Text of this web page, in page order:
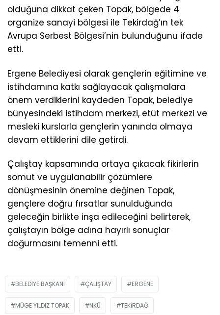
olduğuna dikkat çeken Topak, bölgede 4
organize sanayi bölgesi ile Tekirdağ’ın tek
Avrupa Serbest Bölgesi’nin bulunduğunu ifade
etti.
Ergene Belediyesi olarak gençlerin eğitimine ve
istihdamına katkı sağlayacak çalışmalara
önem verdiklerini kaydeden Topak, belediye
bünyesindeki istihdam merkezi, etüt merkezi ve
mesleki kurslarla gençlerin yanında olmaya
devam ettiklerini dile getirdi.
Çalıştay kapsamında ortaya çıkacak fikirlerin
somut ve uygulanabilir çözümlere
dönüşmesinin önemine değinen Topak,
gençlere doğru fırsatlar sunulduğunda
geleceğin birlikte inşa edileceğini belirterek,
çalıştayın bölge adına hayırlı sonuçlar
doğurmasını temenni etti.
BELEDIYE BAŞKANI ÇALIŞTAY ERGENE
MÜGE YILDIZ TOPAK NKÜ TEKIRDAĞ